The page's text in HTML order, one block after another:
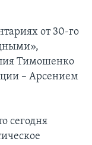
от 30-го
Тимошенко
– Арсением
сегодня